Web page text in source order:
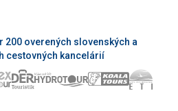
200 overených slovenských a
cestovných kancelárií